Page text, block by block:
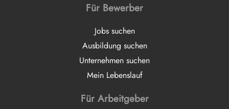
Für Bewerber
Jobs suchen
Ausbildung suchen
Unternehmen suchen
Mein Lebenslauf
Für Arbeitgeber